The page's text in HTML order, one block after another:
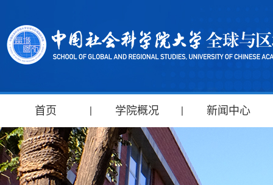
首页 学院概况 新闻中心